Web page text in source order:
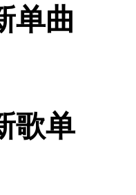
单曲
歌单